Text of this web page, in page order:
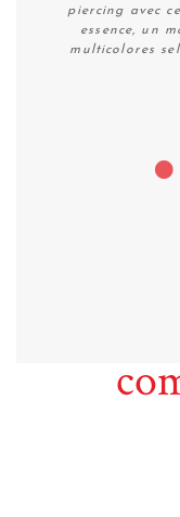
piercing avec
essence, un
multicolores